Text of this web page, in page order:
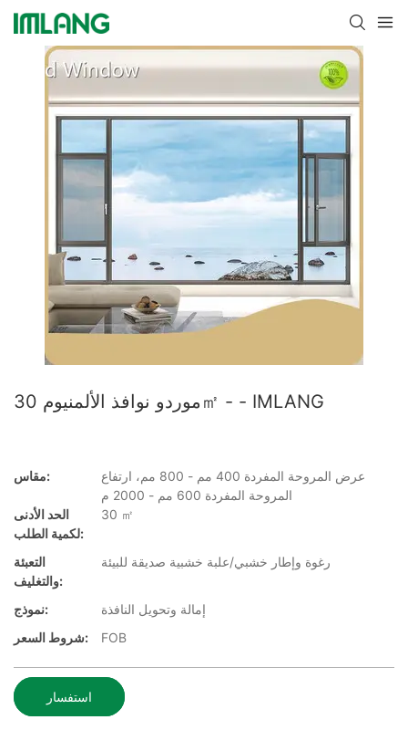
موردو نوافذ الألمنيوم 30㎡ - - IMLANG
مقاس:
عرض المروحة المفردة 400 مم - 800 مم، ارتفاع
المروحة المفردة 600 مم - 2000 م
الحد الأدنى
لكمية الطلب:
30 ㎡
التعبئة
والتغليف:
رغوة وإطار خشبي/علبة خشبية صديقة للبيئة
نموذج:
إمالة وتحويل النافذة
شروط السعر:
FOB
استفسار